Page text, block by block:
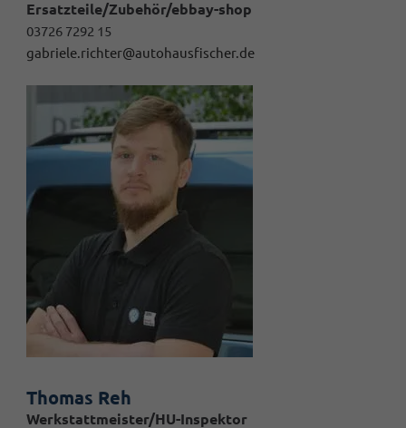
Ersatzteile/Zubehör/ebbay-shop
03726 7292 15
gabriele.richter@autohausfischer.de
Thomas Reh
Werkstattmeister/HU-Inspektor